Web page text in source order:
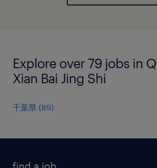
Explore over 79 jobs in
Xian Bai Jing Shi
千葉県 (89)